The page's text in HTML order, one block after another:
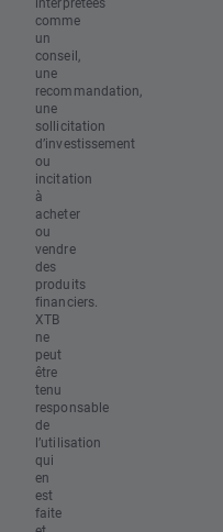
comme
un
conseil,
une
recommandation,
une
sollicitation
d’investissement
ou
incitation
à
acheter
ou
vendre
des
produits
financiers.
XTB
ne
peut
être
tenu
responsable
de
l’utilisation
qui
en
est
faite